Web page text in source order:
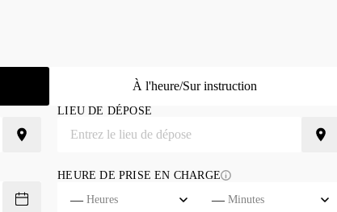
À l'heure/Sur instruction
LIEU DE DÉPOSE
HEURE DE PRISE EN CHARGE
— Heures — Minutes